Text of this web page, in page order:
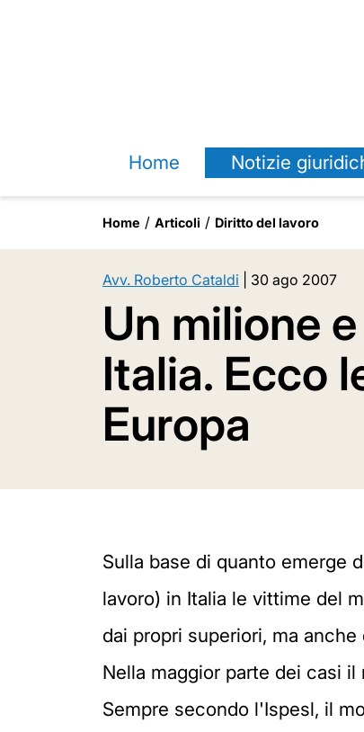
Home Notizie
Home Articoli Diritto del lavoro
Avv. Roberto Cataldi 30 ago 2007
Un milione
Italia. Ecco
Europa
Sulla base di quanto emerge
lavoro) in Italia le vittime del
dai propri superiori, ma
Nella maggior parte dei casi
Sempre secondo l'Ispesl, il